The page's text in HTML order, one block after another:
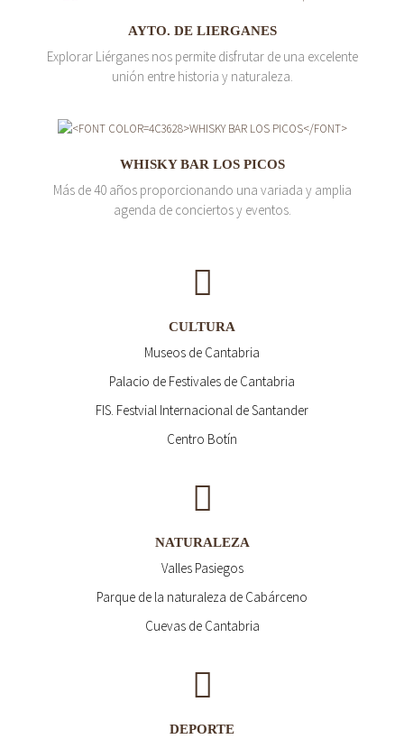
AYTO. DE LIERGANES
Explorar Liérganes nos permite disfrutar de una excelente
unión entre historia y naturaleza.
WHISKY BAR LOS PICOS
Más de 40 años proporcionando una variada y amplia
agenda de conciertos y eventos.
CULTURA
Museos de Cantabria
Palacio de Festivales de Cantabria
FIS. Festvial Internacional de Santander
Centro Botín
NATURALEZA
Valles Pasiegos
Parque de la naturaleza de Cabárceno
Cuevas de Cantabria
DEPORTE